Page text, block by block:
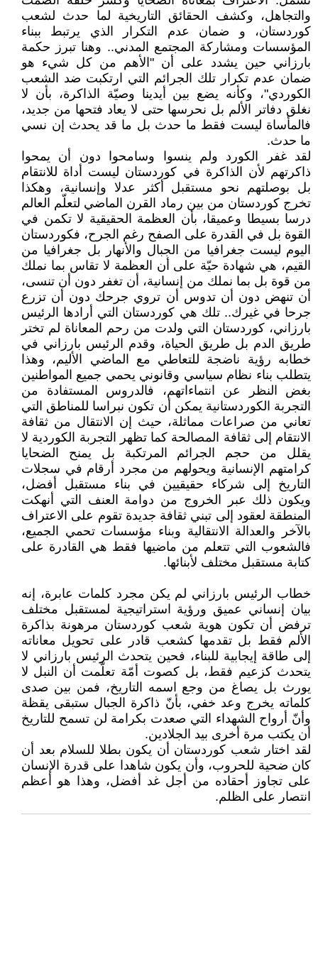
والتجاهل، وكشف الحقائق التاريخية لما حدث لشعب
كوردستان، و ضمان عدم التكرار الذي يرتبط ببناء
المؤسسات ومشاركة المجتمع المدني.. وهنا تبرز حكمة
بارزاني حين يشدد على أن "الأهم من كل شيء هو
ضمان عدم تكرار تلك الجرائم التي ارتكبت ضد الشعب
الكوردي"، وكأنه يضع بين أيدينا وصيّة الذاكرة، بأن لا
نغلق دفاتر الألم بل نحرسها حتى لا يعاد فتحها من جديد،
فالمأساة ليست فقط ما حدث بل ما قد يحدث إن نسي
ما حدث.
لقد غفر الكورد ولم ينسوا وسامحوا دون أن يمحوا
ذاكرتهم لأن الذاكرة في كوردستان ليست أداة للانتقام
بل بوصلتهم نحو مستقبل أكثر عدلا وإنسانية، وهكذا
تخرج كوردستان من بين رماد القرن الماضي لتعلّم العالم
درسا بسيطا وعميقا، بأن العظمة الحقيقية لا تكمن في
القوة بل في القدرة على الصفح رغم الجرح، فكوردستان
اليوم ليست جغرافيا من الجبال والأنهار بل جغرافيا من
القيم، هي شهادة حيّة على أن العظمة لا تقاس بما نملك
من قوة بل بما نملك من إنسانية، أن تغفر دون أن تنسى،
أن تنهض دون أن تدوس أن تروي جرحك دون أن تزرع
جرحا في غيرك.. تلك هي كوردستان التي أرادها الرئيس
بارزاني، كوردستان التي ولدت من رحم المعاناة لم تختر
طريق الدم بل طريق الحياة، وقدم الرئيس بارزاني في
خطابه رؤية ناضجة للتعاطي مع الماضي الأليم، وهذا
يتطلب بناء نظام سياسي وقانوني يحمي جميع المواطنين
بغض النظر عن انتماءاتهم، فالدروس المستفادة من
التجربة الكوردستانية يمكن أن تكون نبراسا للمناطق التي
تعاني من صراعات مماثلة، حيث إن الانتقال من ثقافة
الانتقام إلى ثقافة المصالحة كما تظهر التجربة الكوردية لا
يقلل من حجم الجرائم المرتكبة بل يمنح الضحايا
كرامتهم الإنسانية ويحولهم من مجرد أرقام في سجلات
التاريخ إلى شركاء حقيقيين في بناء مستقبل أفضل،
ويكون ذلك عبر الخروج من دوامة العنف التي أنهكت
المنطقة لعقود إلى تبني ثقافة جديدة تقوم على الاعتراف
بالآخر والعدالة الانتقالية وبناء مؤسسات تحمي الجميع،
فالشعوب التي تتعلم من ماضيها فقط هي القادرة على
كتابة مستقبل مختلف لأبنائها.
خطاب الرئيس بارزاني لم يكن مجرد كلمات عابرة، إنه
بيان إنساني عميق ورؤية استراتيجية لمستقبل مختلف
ترفض أن تكون هوية شعب كوردستان مرهونة بذاكرة
الألم فقط بل تقدمها كشعب قادر على تحويل معاناته
إلى طاقة إيجابية للبناء، فحين يتحدث الرئيس بارزاني لا
يتحدث كزعيم فقط، بل كصوت أمّة تعلّمت أن النبل لا
يورث بل يصاغ من وجع اسمه التاريخ، فمن بين صدى
كلماته يخرج وعد خفي، بأنّ ذاكرة الجبال ستبقى يقظة
وأنّ أرواح الشهداء التي صعدت بكرامة لن تسمح للتاريخ
أن يكتب مرة أخرى بيد الجلادين.
لقد اختار شعب كوردستان أن يكون بطلا للسلام بعد أن
كان ضحية للحروب، وأن يكون شاهدا على قدرة الإنسان
على تجاوز أحقاده من أجل غد أفضل، وهذا هو أعظم
انتصار على الظلم.